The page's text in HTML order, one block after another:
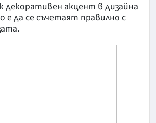
декоративен акцент в дизайна
е да се съчетаят правилно с